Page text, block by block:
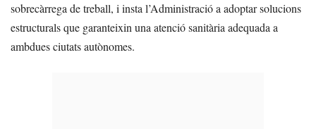
sobrecàrrega de treball, i insta l’Administració a adoptar solucions
estructurals que garanteixin una atenció sanitària adequada a
ambdues ciutats autònomes.